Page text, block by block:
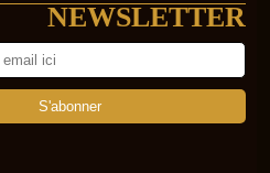
NEWSLETTER